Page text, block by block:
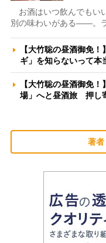
お酒はいつ飲んでもい
別の味わいがある――。
【大竹聡の昼酒御免
ギ」を知らないって
【大竹聡の昼酒御免
場」へと昼酒旅 押し
著者